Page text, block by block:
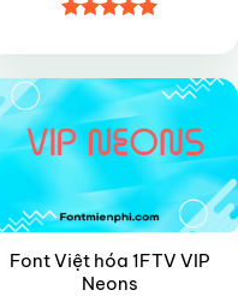
hạng4.95
Font Việt hóa 1FTV VIP
Neons